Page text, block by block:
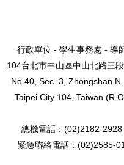
行政單位 - 學生事務處 - 導
104台北市中山區中山北路三
No.40, Sec. 3, Zhongshan N.
Taipei City 104, Taiwan
總機電話：(02)2182-
緊急聯絡電話：(02)2585-